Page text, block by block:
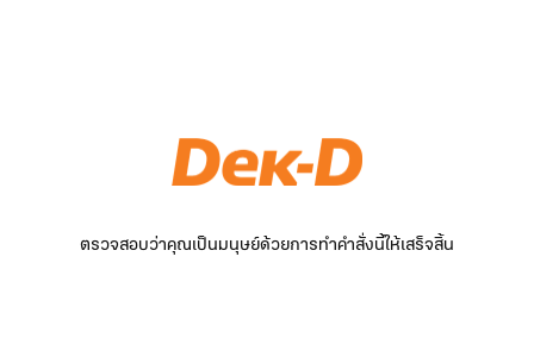
ตรวจสอบว่าคุณเป็นมนุษย์ด้วยการทำคำสั่งนี้ให้เสร็จสิ้น